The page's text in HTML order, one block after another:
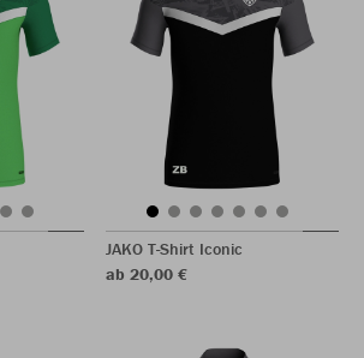
JAKO T-Shirt Iconic
ab 20,00 €